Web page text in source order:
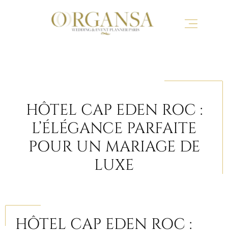
HÔTEL CAP EDEN ROC :
L’ÉLÉGANCE PARFAITE
POUR UN MARIAGE DE
LUXE
HÔTEL CAP EDEN ROC :